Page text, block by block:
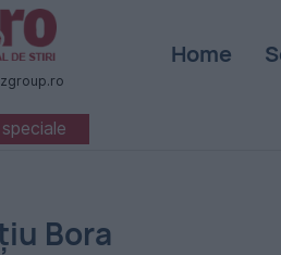
Home
Bora